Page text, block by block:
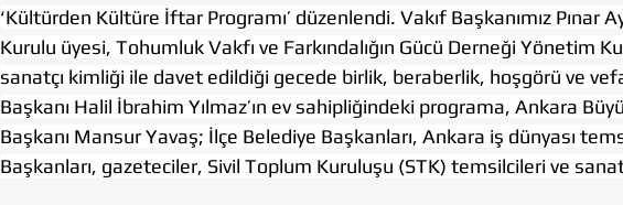
‘Kültürden Kültüre İftar Programı’ düzenlendi. Vakıf Başkanımız Pınar
Kurulu üyesi, Tohumluk Vakfı ve Farkındalığın Gücü Derneği Yönetim
sanatçı kimliği ile davet edildiği gecede birlik, beraberlik, hoşgörü ve
Başkanı Halil İbrahim Yılmaz’ın ev sahipliğindeki programa, Ankara
Başkanı Mansur Yavaş; İlçe Belediye Başkanları, Ankara iş dünyası
Başkanları, gazeteciler, Sivil Toplum Kuruluşu (STK) temsilcileri ve